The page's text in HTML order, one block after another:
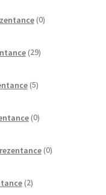
0izdelkov
29izdelkov
5izdelkov
0izdelkov
0izdelkov
2izdelka